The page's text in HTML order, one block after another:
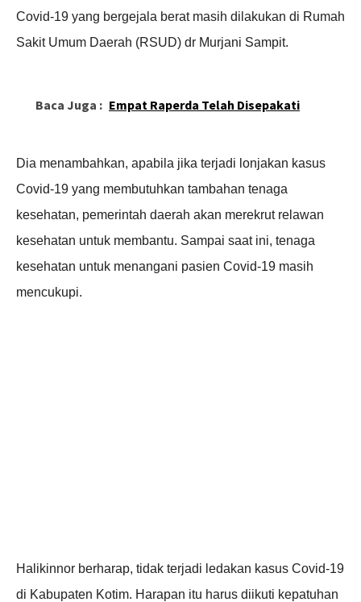
Covid-19 yang bergejala berat masih dilakukan di Rumah
Sakit Umum Daerah (RSUD) dr Murjani Sampit.
Baca Juga : Empat Raperda Telah Disepakati
Dia menambahkan, apabila jika terjadi lonjakan kasus
Covid-19 yang membutuhkan tambahan tenaga
kesehatan, pemerintah daerah akan merekrut relawan
kesehatan untuk membantu. Sampai saat ini, tenaga
kesehatan untuk menangani pasien Covid-19 masih
mencukupi.
Halikinnor berharap, tidak terjadi ledakan kasus Covid-19
di Kabupaten Kotim. Harapan itu harus diikuti kepatuhan